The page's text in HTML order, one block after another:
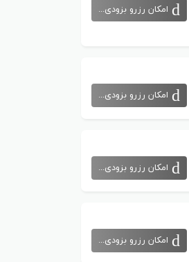
دستینیشن خاویار
امکان رزرو بزودی...
امکان رزرو بزودی...
امکان رزرو بزودی...
امکان رزرو بزودی...